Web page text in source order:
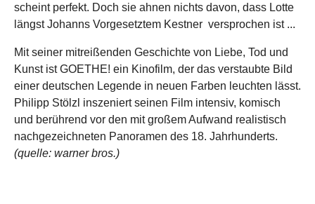
scheint perfekt. Doch sie ahnen nichts davon, dass Lotte
längst Johanns Vorgesetztem Kestner versprochen ist ...
Mit seiner mitreißenden Geschichte von Liebe, Tod und
Kunst ist GOETHE! ein Kinofilm, der das verstaubte Bild
einer deutschen Legende in neuen Farben leuchten lässt.
Philipp Stölzl inszeniert seinen Film intensiv, komisch
und berührend vor den mit großem Aufwand realistisch
nachgezeichneten Panoramen des 18. Jahrhunderts.
(quelle: warner bros.)